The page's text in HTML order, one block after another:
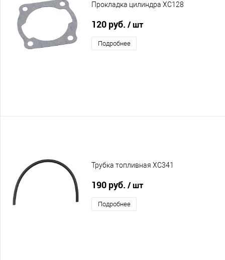
Прокладка цилиндра XC128
120 руб. / шт
Подробнее
Трубка топливная XC341
190 руб. / шт
Подробнее